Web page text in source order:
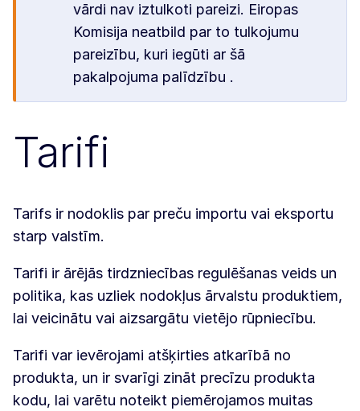
vārdi nav iztulkoti pareizi. Eiropas
Komisija neatbild par to tulkojumu
pareizību, kuri iegūti ar šā
pakalpojuma palīdzību .
Tarifi
Tarifs ir nodoklis par preču importu vai eksportu
starp valstīm.
Tarifi ir ārējās tirdzniecības regulēšanas veids un
politika, kas uzliek nodokļus ārvalstu produktiem,
lai veicinātu vai aizsargātu vietējo rūpniecību.
Tarifi var ievērojami atšķirties atkarībā no
produkta, un ir svarīgi zināt precīzu produkta
kodu, lai varētu noteikt piemērojamos muitas